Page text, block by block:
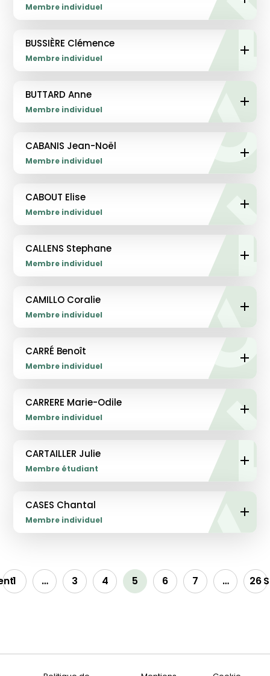
Membre individuel
BUSSIÈRE Clémence
Membre individuel
BUTTARD Anne
Membre individuel
CABANIS Jean-Noël
Membre individuel
CABOUT Elise
Membre individuel
CALLENS Stephane
Membre individuel
CAMILLO Coralie
Membre individuel
CARRÉ Benoît
Membre individuel
CARRERE Marie-Odile
Membre individuel
CARTAILLER Julie
Membre étudiant
CASES Chantal
Membre individuel
1 … 3 4 5 6 7 … 26